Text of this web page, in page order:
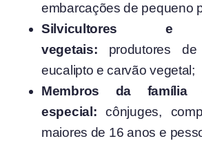
embarcações de pequeno
Silvicultores e
vegetais: produtores
eucalipto e carvão vegetal;
Membros da família
especial:cônjuges,
maiores de 16 anos e